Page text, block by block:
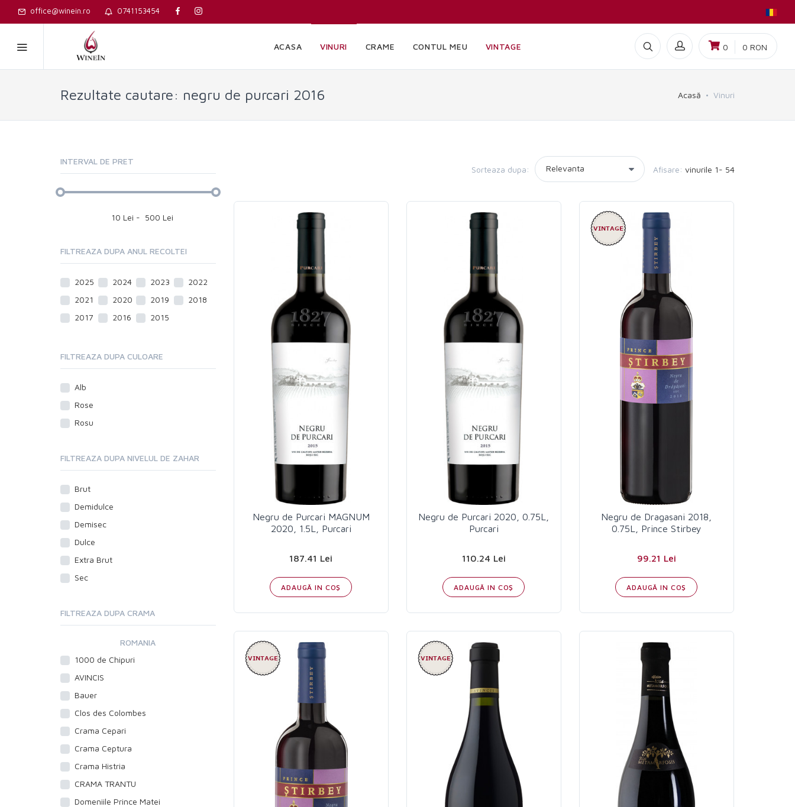
office@winein.ro 0741153454
ACASA VINURI CRAME CONTUL MEU VINTAGE 0 0 RON
Rezultate cautare: negru de purcari 2016 Acasă Vinuri
Sorteaza dupa: Afisare: vinurile 1- 54
Negru de Purcari MAGNUM
2020, 1.5L, Purcari
187.41 Lei
ADAUGĂ IN COŞ
Negru de Purcari 2020, 0.75L,
Purcari
110.24 Lei
ADAUGĂ IN COŞ
Negru de Dragasani 2018,
0.75L, Prince Stirbey
99.21 Lei
ADAUGĂ IN COŞ
INTERVAL DE PRET
10 Lei - 500 Lei
FILTREAZA DUPA ANUL RECOLTEI
2025 2024 2023
2022
2021
2020 2019
2018
2017
2016 2015
FILTREAZA DUPA CULOARE
Alb
Rose
Rosu
FILTREAZA DUPA NIVELUL DE ZAHAR
Brut
Demidulce
Demisec
Dulce
Extra Brut
Sec
FILTREAZA DUPA CRAMA
ROMANIA
1000 de Chipuri
AVINCIS
Bauer
Clos des Colombes
Crama Cepari
Crama Ceptura
Crama Histria
CRAMA TRANTU
Domeniile Prince Matei